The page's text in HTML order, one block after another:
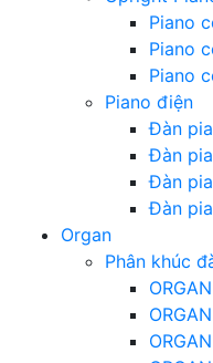
Piano
Piano
Piano
Piano điện
Đàn
Đàn
Đàn
Đàn
Organ
Phân khúc